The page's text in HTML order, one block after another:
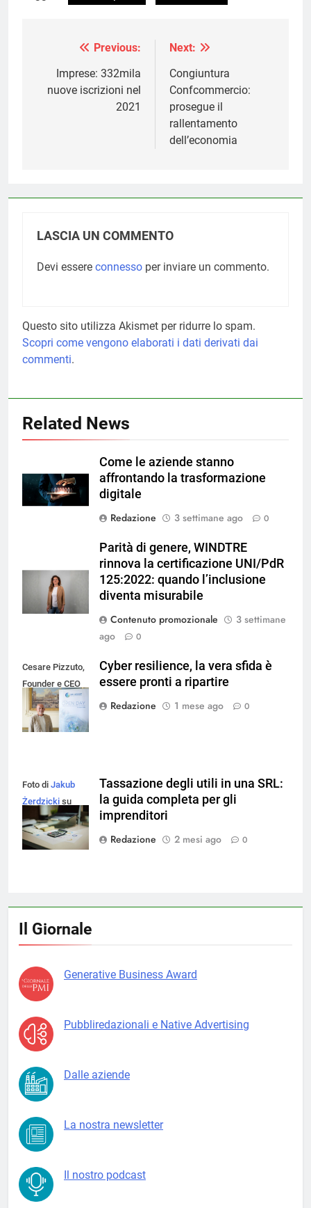
Navigazione
articoli
Previous:
Imprese: 332mila
nuove iscrizioni nel
2021
Next:
Congiuntura
Confcommercio:
prosegue il
rallentamento
dell’economia
LASCIA UN COMMENTO
Devi essere connesso per inviare un commento.
Questo sito utilizza Akismet per ridurre lo spam.
Scopri come vengono elaborati i dati derivati dai
commenti.
Related News
Come le aziende stanno
affrontando la trasformazione
digitale
Redazione
3 settimane ago 0
Parità di genere, WINDTRE
rinnova la certificazione UNI/PdR
125:2022: quando l’inclusione
diventa misurabile
Contenuto promozionale
3 settimane
ago
0
Cesare Pizzuto,
Founder e CEO
di SMI Group
Cyber resilience, la vera sfida è
essere pronti a ripartire
Redazione
1 mese ago 0
Foto di Jakub
Żerdzicki su
Unsplash
Tassazione degli utili in una SRL:
la guida completa per gli
imprenditori
Redazione
2 mesi ago 0
Il Giornale
Generative Business Award
Pubbliredazionali e Native Advertising
Dalle aziende
La nostra newsletter
Il nostro podcast